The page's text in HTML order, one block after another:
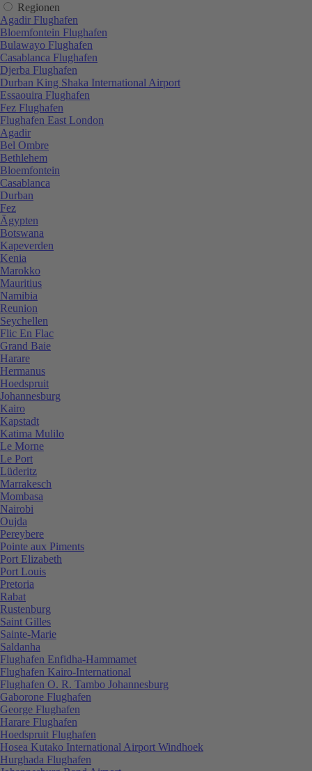
Regionen
Agadir Flughafen
Bloemfontein Flughafen
Bulawayo Flughafen
Casablanca Flughafen
Djerba Flughafen
Durban King Shaka International Airport
Essaouira Flughafen
Fez Flughafen
Flughafen East London
Agadir
Bel Ombre
Bethlehem
Bloemfontein
Casablanca
Durban
Fez
Ägypten
Botswana
Kapeverden
Kenia
Marokko
Mauritius
Namibia
Reunion
Seychellen
Flic En Flac
Grand Baie
Harare
Hermanus
Hoedspruit
Johannesburg
Kairo
Kapstadt
Katima Mulilo
Le Morne
Le Port
Lüderitz
Marrakesch
Mombasa
Nairobi
Oujda
Pereybere
Pointe aux Piments
Port Elizabeth
Port Louis
Pretoria
Rabat
Rustenburg
Saint Gilles
Sainte-Marie
Saldanha
Flughafen Enfidha-Hammamet
Flughafen Kairo-International
Flughafen O. R. Tambo Johannesburg
Gaborone Flughafen
George Flughafen
Harare Flughafen
Hoedspruit Flughafen
Hosea Kutako International Airport Windhoek
Hurghada Flughafen